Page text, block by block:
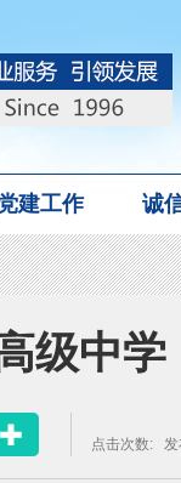
建工作 诚
级中学
点击次数: